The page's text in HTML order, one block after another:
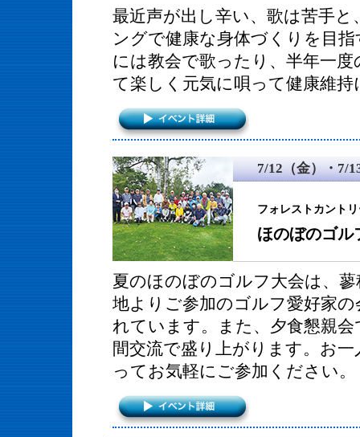
最近声が出し辛い、歌は苦手
ングで健康な身体づくりを目
には教会で歌ったり、半年一
て楽しく元気に唄って健康維
7/12（金）・7/
フォレストカント
ほのぼのゴ
夏のほのぼのゴルフ大会は、
地よりご参加のゴルフ愛好家
れています。また、夕食懇親
間交流で盛り上がります。お
ってお気軽にご参加ください。